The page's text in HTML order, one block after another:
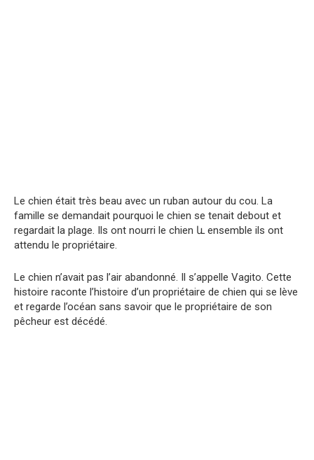
Le chien était très beau avec un ruban autour du cou. La
famille se demandait pourquoi le chien se tenait debout et
regardait la plage. Ils ont nourri le chien և ensemble ils ont
attendu le propriétaire.
Le chien n’avait pas l’air abandonné. Il s’appelle Vagito. Cette
histoire raconte l’histoire d’un propriétaire de chien qui se lève
et regarde l’océan sans savoir que le propriétaire de son
pêcheur est décédé.